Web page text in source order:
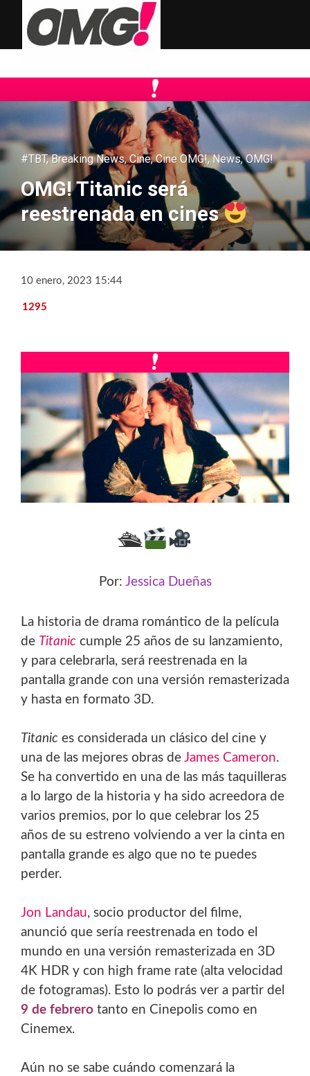
#TBT,Breaking News,Cine,Cine OMG!,News,OMG!
OMG! Titanic será
reestrenada en cines
10 enero, 2023 15:44
1295
🛳
Por: Jessica Dueñas
La historia de drama romántico de la película
de Titanic cumple 25 años de su lanzamiento,
y para celebrarla, será reestrenada en la
pantalla grande con una versión remasterizada
y hasta en formato 3D.
Titanic es considerada un clásico del cine y
una de las mejores obras de James Cameron.
Se ha convertido en una de las más taquilleras
a lo largo de la historia y ha sido acreedora de
varios premios, por lo que celebrar los 25
años de su estreno volviendo a ver la cinta en
pantalla grande es algo que no te puedes
perder.
Jon Landau, socio productor del filme,
anunció que sería reestrenada en todo el
mundo en una versión remasterizada en 3D
4K HDR y con high frame rate (alta velocidad
de fotogramas). Esto lo podrás ver a partir del
9 de febrero tanto en Cinepolis como en
Cinemex.
Aún no se sabe cuándo comenzará la